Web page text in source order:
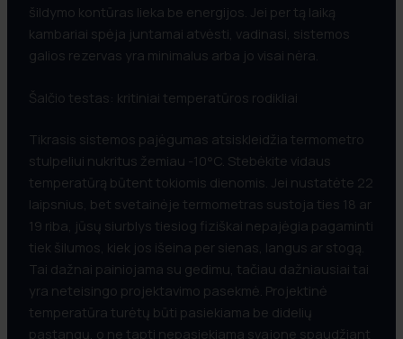
šildymo kontūras lieka be energijos. Jei per tą laiką
kambariai spėja juntamai atvėsti, vadinasi, sistemos
galios rezervas yra minimalus arba jo visai nėra.
Šalčio testas: kritiniai temperatūros rodikliai
Tikrasis sistemos pajėgumas atsiskleidžia termometro
stulpeliui nukritus žemiau -10°C. Stebėkite vidaus
temperatūrą būtent tokiomis dienomis. Jei nustatėte 22
laipsnius, bet svetainėje termometras sustoja ties 18 ar
19 riba, jūsų siurblys tiesiog fiziškai nepajėgia pagaminti
tiek šilumos, kiek jos išeina per sienas, langus ar stogą.
Tai dažnai painiojama su gedimu, tačiau dažniausiai tai
yra neteisingo projektavimo pasekmė. Projektinė
temperatūra turėtų būti pasiekiama be didelių
pastangų, o ne tapti nepasiekiama svajone spaudžiant